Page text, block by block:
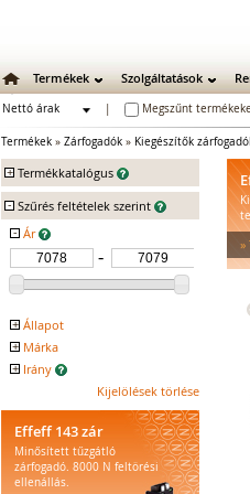
Termékek Szolgáltatások
Nettó árak
Megszűnt
Termékek » Zárfogadók » Kiegészítők
+ Termékkatalógus
Mechanikus zárak
Mechanikus bevéső zárak
Zárbetétek
Lakatok
Kiegészítő zárak
Zárpajzsok
Mechanikus kiegészítők
Elektromos zárak
Elektromos bevéső zárak
Zárfogadók
Standard zárfogadók
Vízálló zárfogadók
Füstgátló zárfogadók
- Szűrés feltételek szerint
- Ár
+ Állapot
Kifutó
+ Márka
EFFEFF
+ Irány
DIN jobbos
DIN balos
Kijelölések törlése
Effeff 143 zár
Minősített tűzgátló
zárfogadó. 8000 N feltörési
ellenállás.
»